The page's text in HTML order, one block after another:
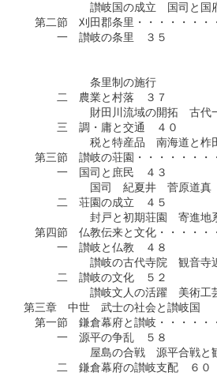
讃岐国の成立　国司と国府
第二節　刈田郡条里・・・・・・・
一　讃岐の条里　３５
条里制の施行
二　農業と村落　３７
財田川流域の開拓　古代一
三　調・庸と交通　４０
税と特産品　南海道と柞
第三節　讃岐の荘園・・・・・・・
一　国司と庶民　４３
国司　紀夏井　菅原道真
二　荘園の成立　４５
封戸と初期荘園　寄進地系
第四節　仏教伝来と文化・・・・・
一　讃岐と仏教　４８
讃岐の古代寺院　観音寺近辺
二　讃岐の文化　５２
讃岐文人の活躍　美術工
第三章　中世　武士の社会と讃岐国
第一節　鎌倉幕府と讃岐・・・・・
一　源平の争乱　５８
屋島の合戦　源平合戦と観
二　鎌倉幕府の讃岐支配　６０